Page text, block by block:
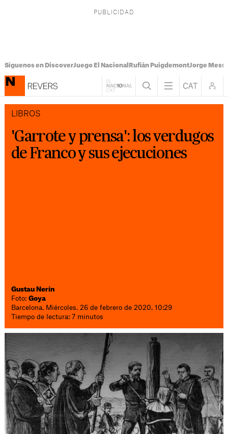
Síguenos en DiscoverJuego El Nacional Rufián PuigdemontJorge Messi
LIBROS
'Garrote y prensa': los verdugos
de Franco y sus ejecuciones
Gustau Nerín
Foto:Goya
Barcelona. Miércoles, 26 de febrero de 2020. 10:29
Tiempo de lectura: 7 minutos